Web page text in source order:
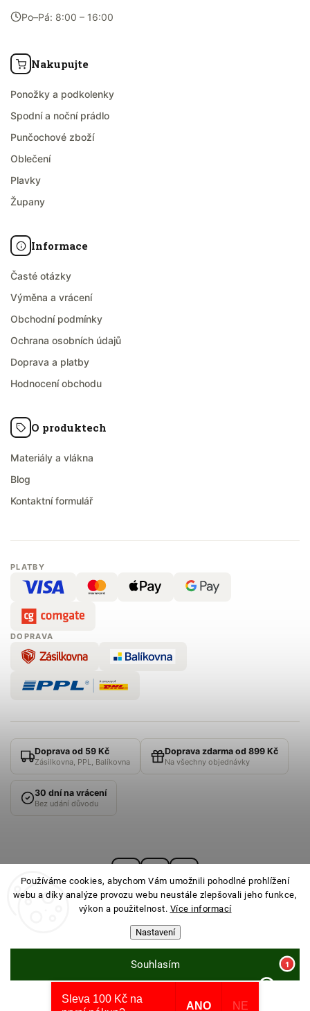
Používáme cookies, abychom Vám umožnili pohodlné prohlížení
webu a díky analýze provozu webu neustále zlepšovali jeho funkce,
výkon a použitelnost. Více informací
Nastavení
Odmítnout
Souhlasím
Po–Pá: 8:00 – 16:00
Nakupujte
Ponožky a podkolenky
Spodní a noční prádlo
Punčochové zboží
Oblečení
Plavky
Župany
Informace
Časté otázky
Výměna a vrácení
Obchodní podmínky
Ochrana osobních údajů
Doprava a platby
Hodnocení obchodu
O produktech
Materiály a vlákna
Blog
Kontaktní formulář
PLATBY
DOPRAVA
Doprava od 59 Kč
Zásilkovna, PPL, Balíkovna
Doprava zdarma od 899 Kč
Na všechny objednávky
30 dní na vrácení
Bez udání důvodu
PONOŽKOVNA· Všechna práva vyhrazena ·
Nastavení cookies
Vytvořil Shoptet
Sleva 100 Kč na
ANO NE